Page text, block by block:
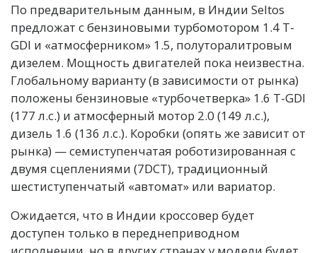
По предварительным данным, в Индии Seltos
предложат с бензиновыми турбомотором 1.4 T-
GDI и «атмосферником» 1.5, полуторалитровым
дизелем. Мощность двигателей пока неизвестна.
Глобальному варианту (в зависимости от рынка)
положены бензиновые «турбочетверка» 1.6 T-GDI
(177 л.с.) и атмосферный мотор 2.0 (149 л.с.),
дизель 1.6 (136 л.с.). Коробки (опять же зависит от
рынка) — семиступенчатая роботизированная с
двумя сцеплениями (7DCT), традиционный
шестиступенчатый «автомат» или вариатор.
Ожидается, что в Индии кроссовер будет
доступен только в переднеприводном